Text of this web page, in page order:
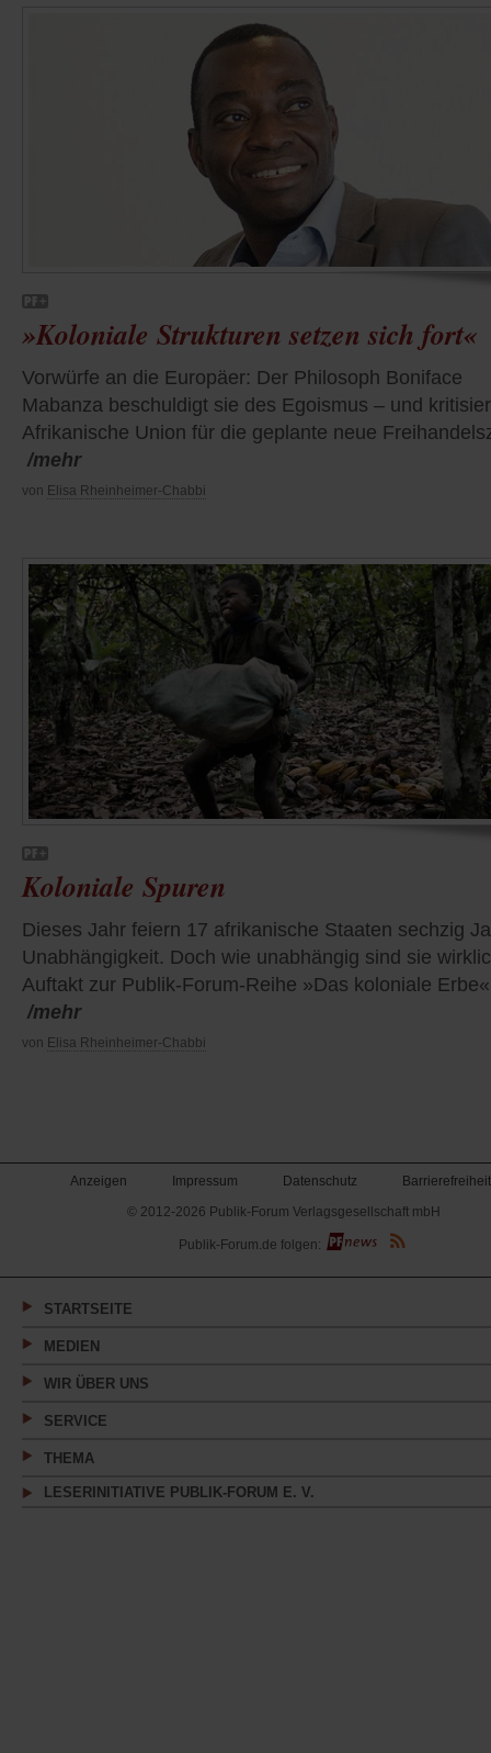
»Koloniale Strukturen setzen sich fort«
Vorwürfe an die Europäer: Der Philosoph Boniface
Mabanza beschuldigt sie des Egoismus – und
Afrikanische Union für die geplante neue
/mehr
von Elisa Rheinheimer-Chabbi
Koloniale Spuren
Dieses Jahr feiern 17 afrikanische Staaten sechzig
Unabhängigkeit. Doch wie unabhängig sind sie
Auftakt zur Publik-Forum-Reihe »Das koloniale Erbe«
/mehr
von Elisa Rheinheimer-Chabbi
Anzeigen Impressum Datenschutz
Barrierefreiheit
© 2012-2026 Publik-Forum Verlagsgesellschaft mbH
(Öffnet
in
neuen
Publik-Forum.de folgen:
STARTSEITE
MEDIEN
WIR ÜBER UNS
SERVICE
THEMA
LESERINITIATIVE PUBLIK-FORUM E. V.